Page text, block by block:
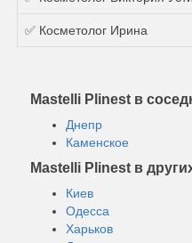
✅ Косметолог Ирина
Mastelli Plinest в
Днепр
Каменское
Mastelli Plinest в
Киев
Одесса
Харьков